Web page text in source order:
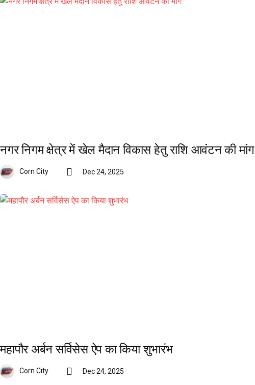
नगर निगम क्षेत्र में खेल मैदान विकास हेतु राशि आवंटन की मांग
Corn City Dec 24, 2025
महापौर अर्बन सर्विसेस ऐप का किया शुभारंभ
Corn City Dec 24, 2025